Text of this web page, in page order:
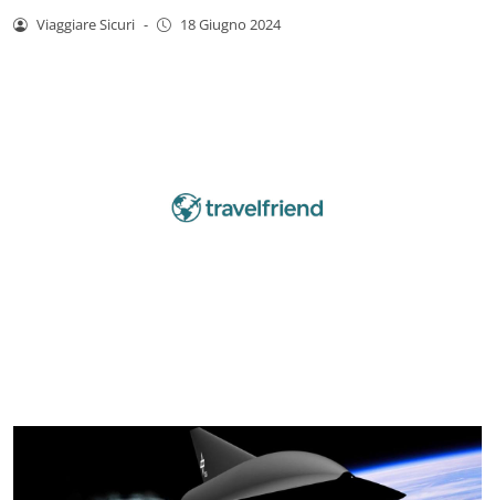
Viaggiare Sicuri - 18 Giugno 2024